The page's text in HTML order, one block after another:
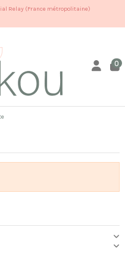
Relay (France métropolitaine)
0